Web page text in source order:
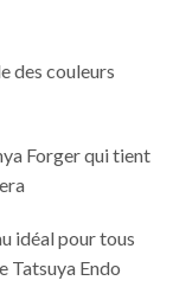
des couleurs
Forger qui tient
idéal pour tous
Tatsuya Endo